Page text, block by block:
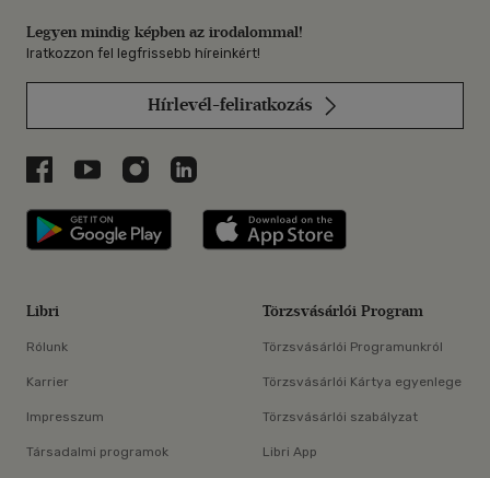
Legyen mindig képben az irodalommal!
Iratkozzon fel legfrissebb híreinkért!
Hírlevél-feliratkozás
Libri a Facebookon
Libri a Youtube-on
Libri az Instagramon
Libri a LinkedInen
Libri applikáció Szerezd meg: Google
Libri
Rólunk
Karrier
Impresszum
Társadalmi programok
Törzsvásárlói Program
Törzsvásárlói Programunkról
Törzsvásárlói Kártya egyenlege
Törzsvásárlói szabályzat
Libri App